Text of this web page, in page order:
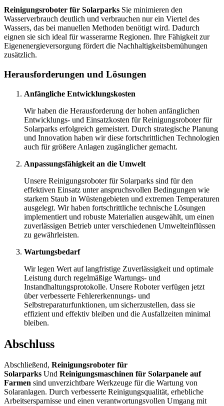
Reinigungsroboter für Solarparks Sie minimieren den
Wasserverbrauch deutlich und verbrauchen nur ein Viertel des
Wassers, das bei manuellen Methoden benötigt wird. Dadurch
eignen sie sich ideal für wasserarme Regionen. Ihre Fähigkeit zur
Eigenenergieversorgung fördert die Nachhaltigkeitsbemühungen
zusätzlich.
Herausforderungen und Lösungen
Anfängliche Entwicklungskosten
Wir haben die Herausforderung der hohen anfänglichen
Entwicklungs- und Einsatzkosten für Reinigungsroboter für
Solarparks erfolgreich gemeistert. Durch strategische Planung
und Innovation haben wir diese fortschrittlichen Technologien
auch für größere Anlagen zugänglicher gemacht.
Anpassungsfähigkeit an die Umwelt
Unsere Reinigungsroboter für Solarparks sind für den
effektiven Einsatz unter anspruchsvollen Bedingungen wie
starkem Staub in Wüstengebieten und extremen Temperaturen
ausgelegt. Wir haben fortschrittliche technische Lösungen
implementiert und robuste Materialien ausgewählt, um einen
zuverlässigen Betrieb unter verschiedenen Umwelteinflüssen
zu gewährleisten.
Wartungsbedarf
Wir legen Wert auf langfristige Zuverlässigkeit und optimale
Leistung durch regelmäßige Wartungs- und
Instandhaltungsprotokolle. Unsere Roboter verfügen jetzt
über verbesserte Fehlererkennungs- und
Selbstreparaturfunktionen, um sicherzustellen, dass sie
effizient und effektiv bleiben und die Ausfallzeiten minimal
bleiben.
Abschluss
Abschließend, Reinigungsroboter für
Solarparks Und Reinigungsmaschinen für Solarpanele auf
Farmen sind unverzichtbare Werkzeuge für die Wartung von
Solaranlagen. Durch verbesserte Reinigungsqualität, erhebliche
Arbeitsersparnisse und einen verantwortungsvollen Umgang mit